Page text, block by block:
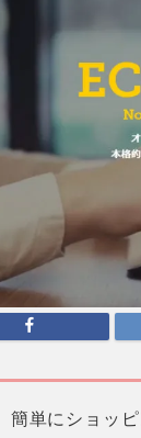
簡単にショッ